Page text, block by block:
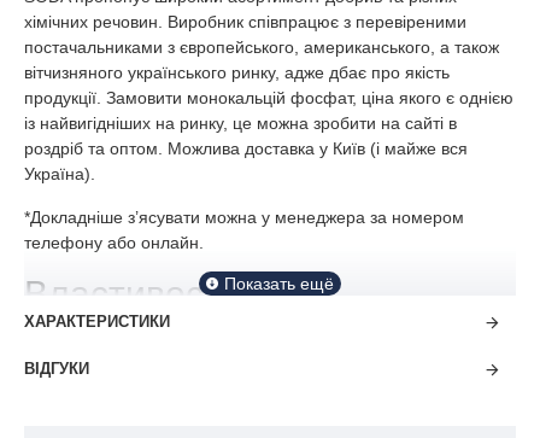
хімічних речовин. Виробник співпрацює з перевіреними
постачальниками з європейського, американського, а також
вітчизняного українського ринку, адже дбає про якість
продукції. Замовити монокальцій фосфат, ціна якого є однією
із найвигідніших на ринку, це можна зробити на сайті в
роздріб та оптом. Можлива доставка у Київ (і майже вся
Україна).
*Докладніше з’ясувати можна у менеджера за номером
телефону або онлайн.
Властивості
монокальційфосфату
кормового
ХАРАКТЕРИСТИКИ
ВІДГУКИ